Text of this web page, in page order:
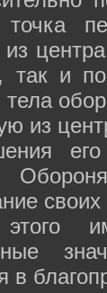
так и
из
этого
в